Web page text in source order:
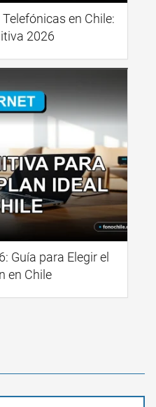
en Chile:
2026
Guía para Elegir el
en Chile